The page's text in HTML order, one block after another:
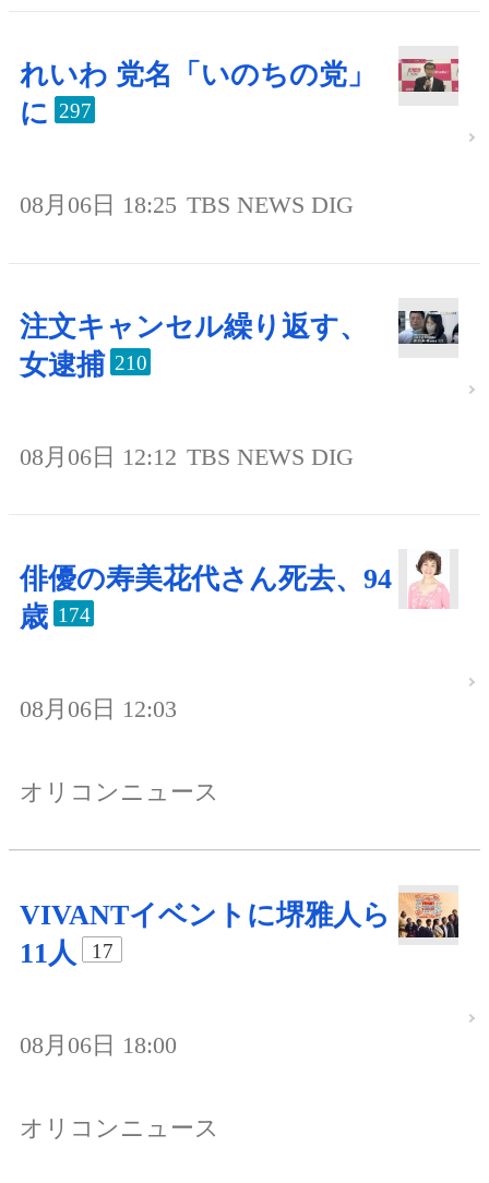
れいわ 党名「いのちの党」
に 297
08月06日 18:25 TBS NEWS DIG
注文キャンセル繰り返す、
女逮捕 210
08月06日 12:12 TBS NEWS DIG
俳優の寿美花代さん死去、94
歳 174
08月06日 12:03
オリコンニュース
VIVANTイベントに堺雅人ら
11人
17
08月06日 18:00
オリコンニュース